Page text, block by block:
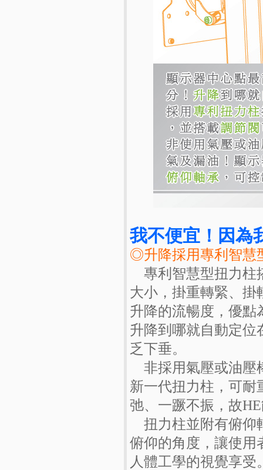
我不便宜！因為
◎升降採用專利智慧
專利智慧型扭力柱
大小，掛重轉緊、掛
升降的流暢度，優點
升降到哪就自動定位
乏下垂。
非採用氣壓或油壓
新一代扭力柱，可耐
弛、一蹶不振，故
扭力柱並附有俯仰
俯仰的角度，讓使用
人體工學的視覺享受